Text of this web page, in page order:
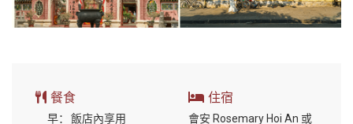
餐食
早：
飯店內享用
住宿
會安 Rosemary Hoi An 或